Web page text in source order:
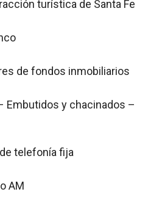
turística de Santa Fe
de fondos inmobiliarios
Embutidos y chacinados –
telefonía fija
AM